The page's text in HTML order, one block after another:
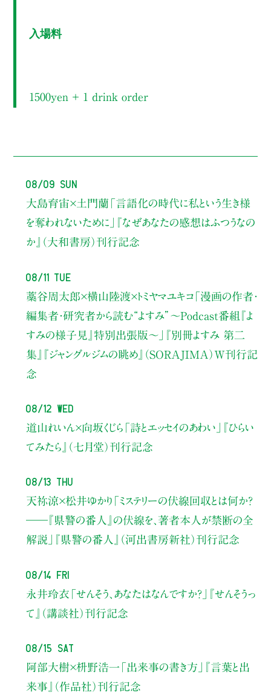
入場料
1500yen ＋ 1 drink order
08/09 Sun
大島育宙×土門蘭 「言語化の時代に私という生き様
を奪われないために」
『なぜあなたの感想はふつうなの
か』（大和書房）刊行記念
08/11 Tue
藁谷周太郎×横山陸渡×トミヤマユキコ「漫画の作者・
編集者・研究者から読む“よすみ” 〜Podcast番組『よ
すみの様子見』特別出張版〜」
『別冊よすみ 第二
集』『ジャングルジムの眺め』（SORAJIMA）W刊行記
念
08/12 Wed
道山れいん×向坂くじら 「詩とエッセイのあわい」
『ひらい
てみたら』（七月堂）刊行記念
08/13 Thu
天祢涼×松井ゆかり 「ミステリーの伏線回収とは何か？
――『県警の番人』の伏線を、著者本人が禁断の全
解説」
『県警の番人』（河出書房新社）刊行記念
08/14 Fri
永井玲衣 「せんそう、あなたはなんですか？」
『せんそうっ
て』（講談社）刊行記念
08/15 Sat
阿部大樹×枡野浩一 「出来事の書き方」
『言葉と出
来事』（作品社）刊行記念